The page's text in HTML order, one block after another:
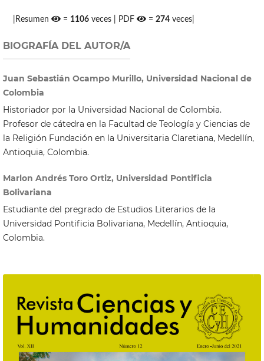
|Resumen = 1106 veces | PDF =274 veces|
BIOGRAFÍA DEL AUTOR/A
Juan Sebastián Ocampo Murillo, Universidad Nacional de
Colombia
Historiador por la Universidad Nacional de Colombia.
Profesor de cátedra en la Facultad de Teología y Ciencias de
la Religión Fundación en la Universitaria Claretiana, Medellín,
Antioquia, Colombia.
Marlon Andrés Toro Ortiz, Universidad Pontificia
Bolivariana
Estudiante del pregrado de Estudios Literarios de la
Universidad Pontificia Bolivariana, Medellín, Antioquia,
Colombia.